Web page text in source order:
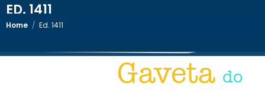
ED. 1411
Home / Ed. 1411
Gaveta do